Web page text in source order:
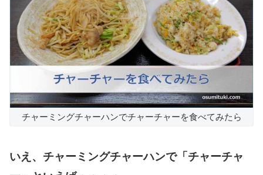
チャーミングチャーハンでチャーチャーを食べてみたら
いえ、チャーミングチャーハンで「チャーチャ